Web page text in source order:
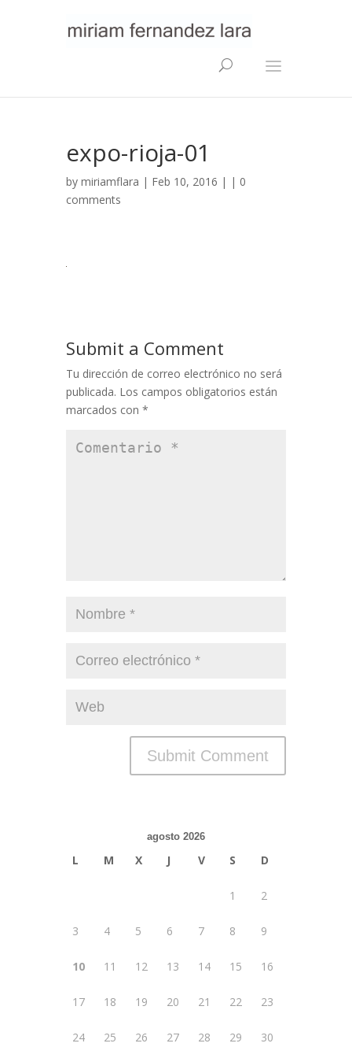
expo-rioja-01
by miriamflara | Feb 10, 2016 | | 0
comments
Submit a Comment
Tu dirección de correo electrónico no será
publicada. Los campos obligatorios están
marcados con *
agosto 2026
L M X J V S D
1 2
3 4 5 6 7 8 9
10 11 12 13 14 15 16
17 18 19 20 21 22 23
24 25 26 27 28 29 30